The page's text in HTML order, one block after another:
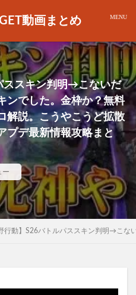
動画まとめ
ススキン判明→こないだ
ンでした。金枠か？無料
解説。こうやこうど拡散
プデ最新情報攻略まと
ー
行動】S26バトルパススキン判明→こな